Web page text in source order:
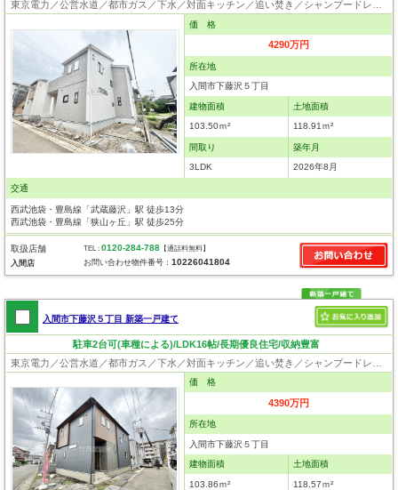
価 格
4290万円
所在地
入間市下藤沢５丁目
建物面積
103.50ｍ²
土地面積
118.91ｍ²
間取り
3LDK
築年月
2026年8月
交通
西武池袋・豊島線「武蔵藤沢」駅 徒歩13分
西武池袋・豊島線「狭山ヶ丘」駅 徒歩25分
取扱店舗
入間店
TEL :0120-284-788 【通話料無料】
お問い合わせ物件番号：10226041804
入間市下藤沢５丁目 新築一戸建て
駐車2台可(車種による)/LDK16帖/長期優良住宅/収納豊富
価 格
4390万円
所在地
入間市下藤沢５丁目
建物面積
103.86ｍ²
土地面積
118.57ｍ²